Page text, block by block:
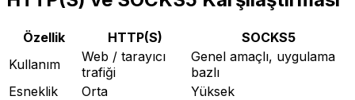
Özellik HTTP(S)
SOCKS5
Kullanım
Web / tarayıcı
trafiği
Genel amaçlı, uygulama
bazlı
Esneklik
Orta
Yüksek